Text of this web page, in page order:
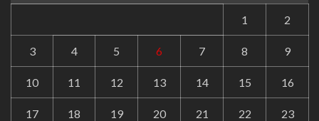
1 2
3 4 5 6 7 8 9
10 11 12 13 14 15 16
17 18 19 20 21 22 23